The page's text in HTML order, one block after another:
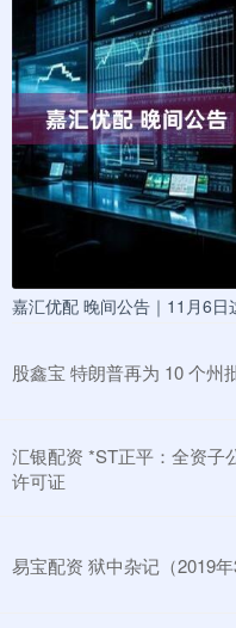
嘉汇优配 晚间公告｜11月6日
股鑫宝 特朗普再为 10 个州
汇银配资 *ST正平：全资子
许可证
易宝配资 狱中杂记（2019年